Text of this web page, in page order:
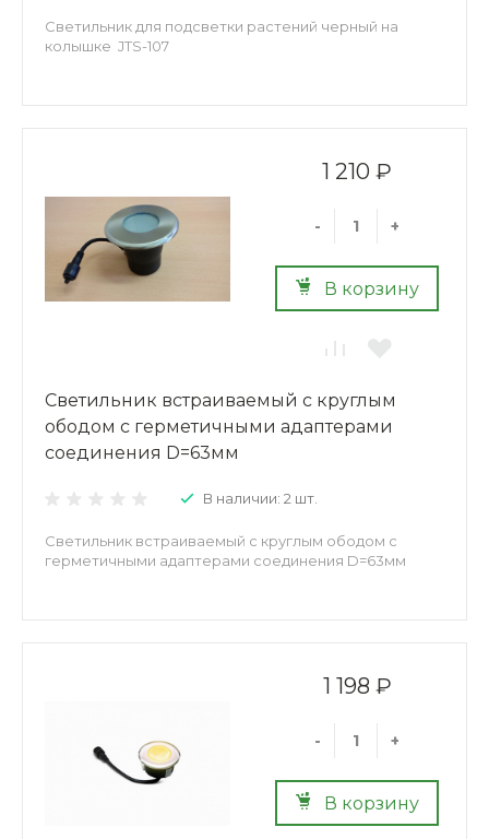
Светильник для подсветки растений черный на
колышке JTS-107
1 210 ₽
- +
В корзину
Светильник встраиваемый с круглым
ободом с герметичными адаптерами
соединения D=63мм
В наличии: 2 шт.
Светильник встраиваемый с круглым ободом с
герметичными адаптерами соединения D=63мм
1 198 ₽
- +
В корзину